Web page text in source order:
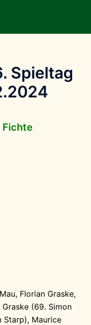
Spieltag
Fichte
Florian Graske,
(69. Simon
Starp), Maurice